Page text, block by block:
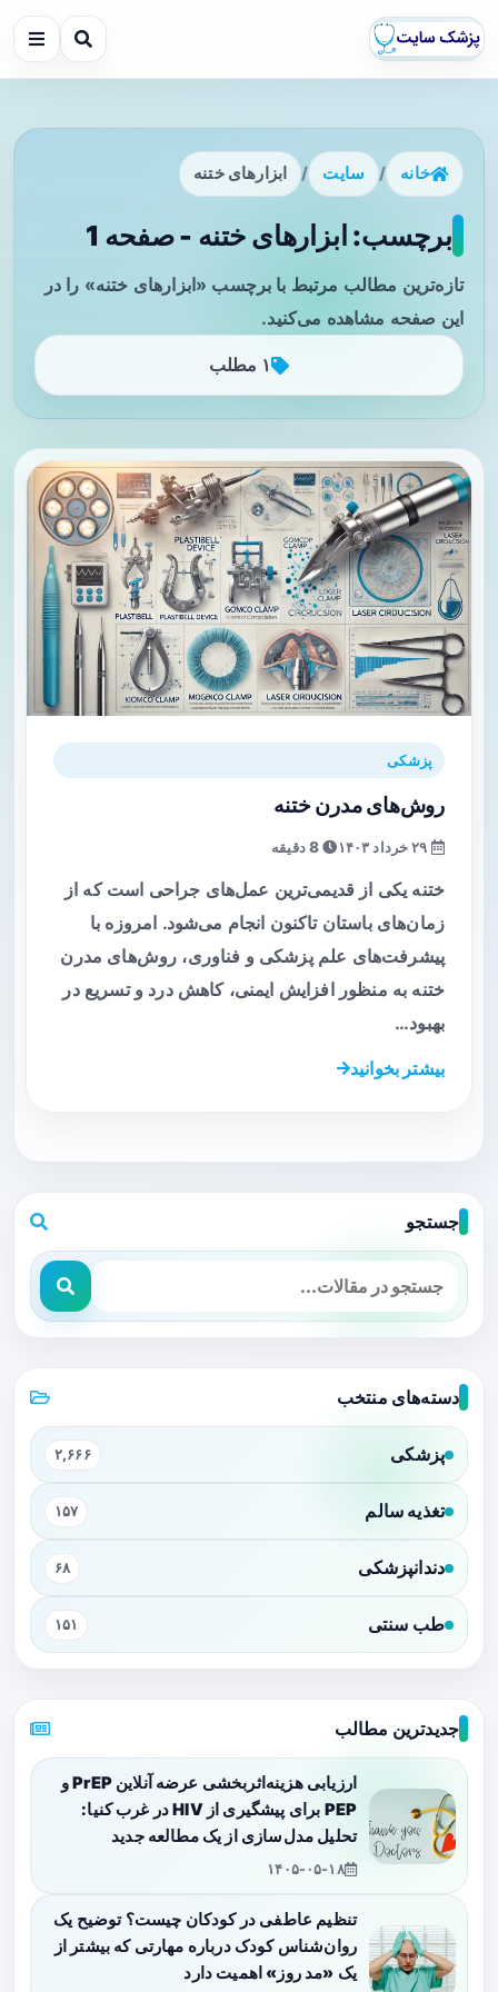
خانه / سایت / ابزارهای ختنه
برچسب: ابزارهای ختنه - صفحه 1
تازه‌ترین مطالب مرتبط با برچسب «ابزارهای ختنه» را در
این صفحه مشاهده می‌کنید.
۱ مطلب
پزشکی
روش‌های مدرن ختنه
8 دقیقه
ختنه یکی از قدیمی‌ترین عمل‌های جراحی است که از
زمان‌های باستان تاکنون انجام می‌شود. امروزه با
پیشرفت‌های علم پزشکی و فناوری، روش‌های مدرن
ختنه به منظور افزایش ایمنی، کاهش درد و تسریع در
بهبود…
بیشتر بخوانید
جستجو
دسته‌های منتخب
پزشکی ۲,۶۶۶
تغذیه سالم ۱۵۷
دندانپزشکی ۶۸
طب سنتی ۱۵۱
جدیدترین مطالب
ارزیابی هزینه‌اثربخشی عرضه آنلاین PrEP و
PEP برای پیشگیری از HIV در غرب کنیا:
تحلیل مدل‌سازی از یک مطالعه جدید
۱۴۰۵-۰۵-۱۸
تنظیم عاطفی در کودکان چیست؟ توضیح یک
روان‌شناس کودک درباره مهارتی که بیشتر از
یک «مد روز» اهمیت دارد